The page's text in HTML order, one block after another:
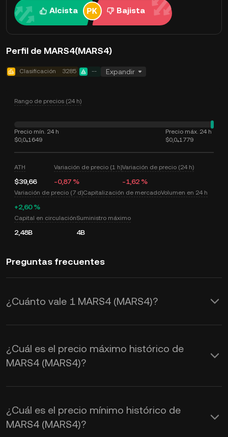
Alcista Bajista
Perfil de MARS4(MARS4)
Clasificación 3285 -- Expandir
Rango de precios (24 h)
Precio mín. 24 h
$0,0₄1649
Precio máx. 24 h
$0,0₄1779
ATH
$39,66
Variación de precio (1 h)
-0,87 %
Variación de precio (24 h)
-1,62 %
Variación de precio (7 d)
+2,60 %
Capitalización de mercadoVolumen en 24 h
Capital en circulación
2,48B
Suministro máximo
4B
Preguntas frecuentes
¿Cuánto vale 1 MARS4 (MARS4)?
KuCoin proporciona actualizaciones de
precios de USD en tiempo real para
MARS4 (MARS4). El valor de MARS4 se
del mercado. Usa la Calculadora de
KuCoin para ver los tipos de cambio de
¿Cuál es el precio máximo histórico de
MARS4 (MARS4)?
¿Cuál es el precio mínimo histórico de
MARS4 (MARS4)?